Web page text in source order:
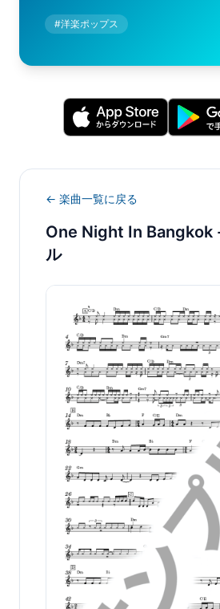
#洋楽ポップス
← 楽曲一覧に戻る
One Night In Bangkok
ル